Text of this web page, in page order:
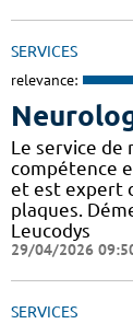
SERVICES
relevance:
Le service de
compétence
et est expert
plaques.
Leucodys
29/04/2026
SERVICES